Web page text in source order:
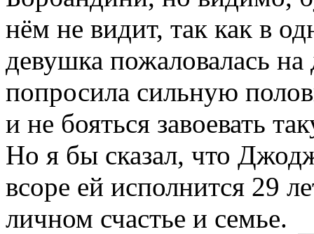
нём не видит, так как в
девушка пожаловалась
попросила сильную
и не бояться завоевать
Но я бы сказал, что
всоре ей исполнится 29
личном счастье и семье.